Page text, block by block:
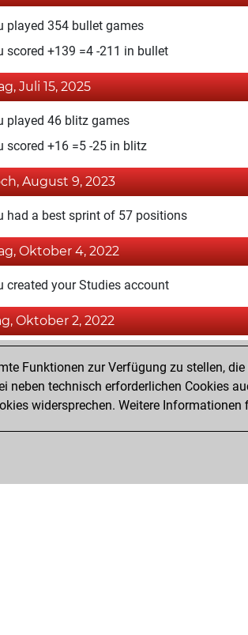
played 354 bullet games
scored +139 =4 -211 in bullet
Juli 15, 2025
played 46 blitz games
scored +16 =5 -25 in blitz
August 9, 2023
had a best sprint of 57 positions
Oktober 4, 2022
created your Studies account
Oktober 2, 2022
achieved a new Elo of 1591
created your Fritz account
Funktionen zur Verfügung zu stellen,
technisch erforderlichen Cookies
widersprechen. Weitere Informationen